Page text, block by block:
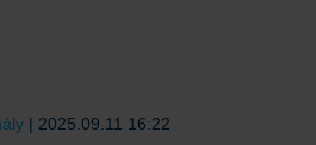
| 2025.09.11 16:22